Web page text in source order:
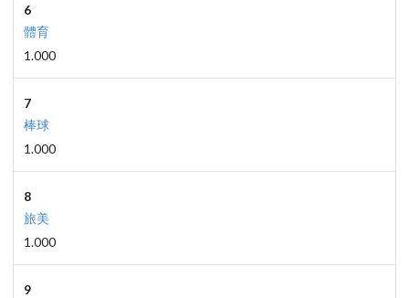
6
體育
1.000
7
棒球
1.000
8
旅美
1.000
9